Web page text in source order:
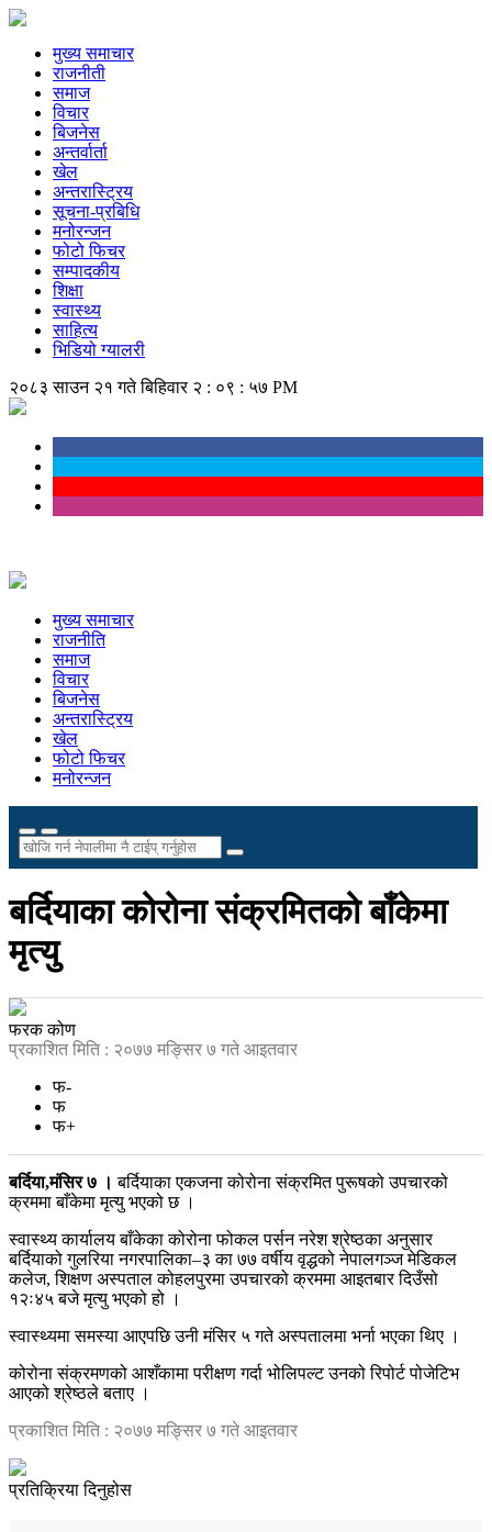
मुख्य समाचार
राजनीती
समाज
विचार
बिजनेस
अन्तर्वार्ता
खेल
अन्तरास्ट्रिय
सूचना-प्रबिधि
मनोरन्जन
फोटो फिचर
सम्पादकीय
शिक्षा
स्वास्थ्य
साहित्य
भिडियो ग्यालरी
२०८३ साउन २१ गते बिहिवार २ : ०९ : ५७ PM
मुख्य समाचार
राजनीति
समाज
विचार
बिजनेस
अन्तरास्ट्रिय
खेल
फोटो फिचर
मनोरन्जन
बर्दियाका कोरोना संक्रमितको बाँकेमा
मृत्यु
फरक कोण
प्रकाशित मिति : २०७७ मङ्सिर ७ गते आइतवार
फ-
फ
फ+
बर्दिया,मंसिर ७ । बर्दियाका एकजना कोरोना संक्रमित पुरूषको उपचारको
क्रममा बाँकेमा मृत्यु भएको छ ।
स्वास्थ्य कार्यालय बाँकेका कोरोना फोकल पर्सन नरेश श्रेष्ठका अनुसार
बर्दियाको गुलरिया नगरपालिका–३ का ७७ वर्षीय वृद्धको नेपालगञ्ज मेडिकल
कलेज, शिक्षण अस्पताल कोहलपुरमा उपचारको क्रममा आइतबार दिउँसो
१२ः४५ बजे मृत्यु भएको हो ।
स्वास्थ्यमा समस्या आएपछि उनी मंसिर ५ गते अस्पतालमा भर्ना भएका थिए ।
कोरोना संक्रमणको आशँकामा परीक्षण गर्दा भोलिपल्ट उनको रिपोर्ट पोजेटिभ
आएको श्रेष्ठले बताए ।
प्रकाशित मिति : २०७७ मङ्सिर ७ गते आइतवार
प्रतिक्रिया दिनुहोस